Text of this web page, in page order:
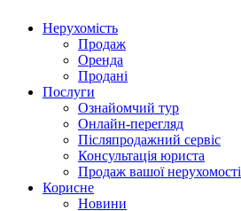
Нерухомість
Продаж
Оренда
Продані
Послуги
Ознайомчий тур
Онлайн-перегляд
Післяпродажний сервіс
Консультація юриста
Продаж вашої нерухомості
Корисне
Новини